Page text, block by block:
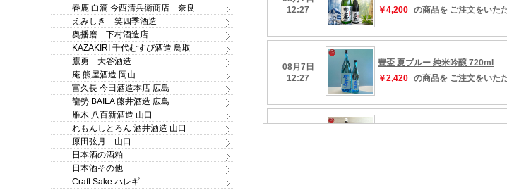
春鹿 白滴 今西清兵衛商店 奈良
えみしき 笑四季酒造
奥播磨 下村酒造店
KAZAKIRI 千代むすび酒造 鳥取
鷹勇 大谷酒造
庵 熊屋酒造 岡山
富久長 今田酒造本店 広島
龍勢 BAILA 藤井酒造 広島
雁木 八百新酒造 山口
れもんしとろん 酒井酒造 山口
原田弦月 山口
日本酒の酒粕
日本酒その他
Craft Sake ハレギ